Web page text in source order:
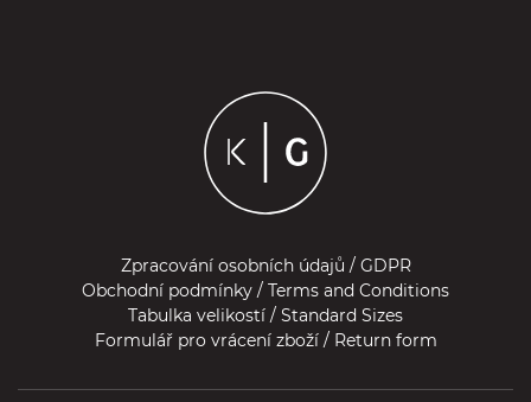
Zpracování osobních údajů / GDPR
Obchodní podmínky / Terms and Conditions
Tabulka velikostí / Standard Sizes
Formulář pro vrácení zboží / Return form